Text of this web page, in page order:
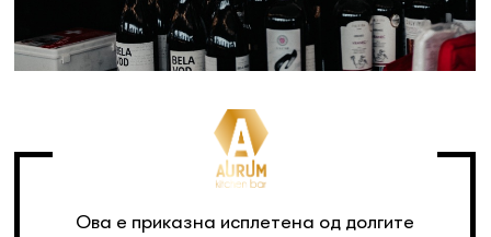
Ова е приказна исплетена од долгите